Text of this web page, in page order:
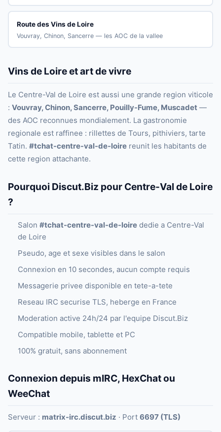
Route des Vins de Loire
Vouvray, Chinon, Sancerre — les AOC de la vallee
Vins de Loire et art de vivre
Le Centre-Val de Loire est aussi une grande region viticole
: Vouvray, Chinon, Sancerre, Pouilly-Fume, Muscadet —
des AOC reconnues mondialement. La gastronomie
regionale est raffinee : rillettes de Tours, pithiviers, tarte
Tatin. #tchat-centre-val-de-loire reunit les habitants de
cette region attachante.
Pourquoi Discut.Biz pour Centre-Val de Loire
?
Salon #tchat-centre-val-de-loire dedie a Centre-Val
de Loire
Pseudo, age et sexe visibles dans le salon
Connexion en 10 secondes, aucun compte requis
Messagerie privee disponible en tete-a-tete
Reseau IRC securise TLS, heberge en France
Moderation active 24h/24 par l'equipe Discut.Biz
Compatible mobile, tablette et PC
100% gratuit, sans abonnement
Connexion depuis mIRC, HexChat ou
WeeChat
Serveur : matrix-irc.discut.biz · Port 6697 (TLS)